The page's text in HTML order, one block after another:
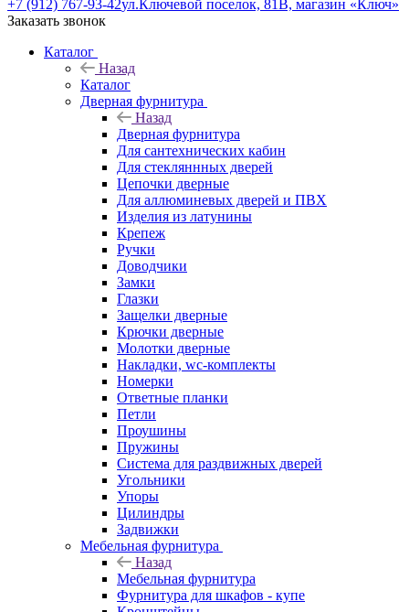
+7 (912) 767-93-42ул.Ключевой поселок, 81В, магазин «Ключ»
Заказать звонок
Каталог
Назад
Каталог
Дверная фурнитура
Назад
Дверная фурнитура
Для сантехнических кабин
Для стекляннных дверей
Цепочки дверные
Для аллюминевых дверей и ПВХ
Изделия из латунины
Крепеж
Ручки
Доводчики
Замки
Глазки
Защелки дверные
Крючки дверные
Молотки дверные
Накладки, wc-комплекты
Номерки
Ответные планки
Петли
Проушины
Пружины
Система для раздвижных дверей
Угольники
Упоры
Цилиндры
Задвижки
Мебельная фурнитура
Назад
Мебельная фурнитура
Фурнитура для шкафов - купе